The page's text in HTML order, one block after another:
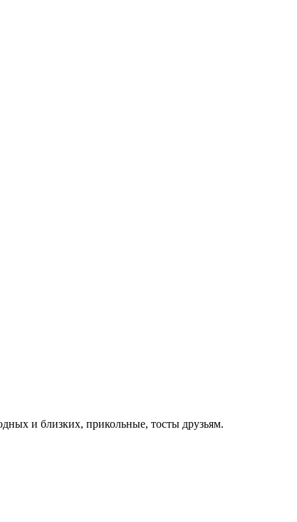
и близких, прикольные, тосты друзьям.